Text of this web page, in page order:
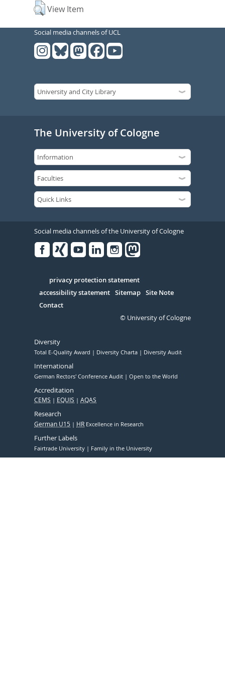
View Item
Social media channels of UCL
The University of Cologne
Social media channels of the University of Cologne
Serivce
privacy protection statement
accessibility statement Sitemap Site Note
Contact
© University of Cologne
Diversity
Total E-Quality Award Diversity Charta Diversity Audit
International
German Rectors' Conference Audit Open to the World
Accreditation
CEMS EQUIS AQAS
Research
German U15 HR Excellence in Research
Further Labels
Fairtrade University Family in the University